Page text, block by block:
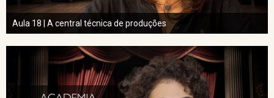
Aula 18 | A central técnica de produções